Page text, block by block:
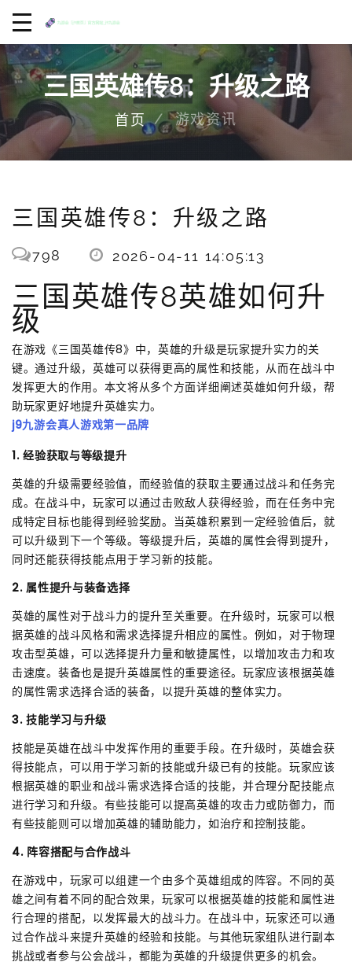
三国英雄传8：升级之路
首页 游戏资讯
三国英雄传8：升级之路
798 2026-04-11 14:05:13
三国英雄传8英雄如何升
级
在游戏《三国英雄传8》中，英雄的升级是玩家提升实力的关
键。通过升级，英雄可以获得更高的属性和技能，从而在战斗中
发挥更大的作用。本文将从多个方面详细阐述英雄如何升级，帮
助玩家更好地提升英雄实力。
j9九游会真人游戏第一品牌
1. 经验获取与等级提升
英雄的升级需要经验值，而经验值的获取主要通过战斗和任务完
成。在战斗中，玩家可以通过击败敌人获得经验，而在任务中完
成特定目标也能得到经验奖励。当英雄积累到一定经验值后，就
可以升级到下一个等级。等级提升后，英雄的属性会得到提升，
同时还能获得技能点用于学习新的技能。
2. 属性提升与装备选择
英雄的属性对于战斗力的提升至关重要。在升级时，玩家可以根
据英雄的战斗风格和需求选择提升相应的属性。例如，对于物理
攻击型英雄，可以选择提升力量和敏捷属性，以增加攻击力和攻
击速度。装备也是提升英雄属性的重要途径。玩家应该根据英雄
的属性需求选择合适的装备，以提升英雄的整体实力。
3. 技能学习与升级
技能是英雄在战斗中发挥作用的重要手段。在升级时，英雄会获
得技能点，可以用于学习新的技能或升级已有的技能。玩家应该
根据英雄的职业和战斗需求选择合适的技能，并合理分配技能点
进行学习和升级。有些技能可以提高英雄的攻击力或防御力，而
有些技能则可以增加英雄的辅助能力，如治疗和控制技能。
4. 阵容搭配与合作战斗
在游戏中，玩家可以组建一个由多个英雄组成的阵容。不同的英
雄之间有着不同的配合效果，玩家可以根据英雄的技能和属性进
行合理的搭配，以发挥最大的战斗力。在战斗中，玩家还可以通
过合作战斗来提升英雄的经验和技能。与其他玩家组队进行副本
挑战或者参与公会战斗，都能为英雄的升级提供更多的机会。